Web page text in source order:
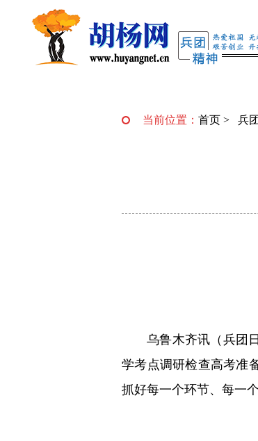
当前位置： 首页 > 兵
乌鲁木齐讯（兵团
学考点调研检查高考准
抓好每一个环节、每一